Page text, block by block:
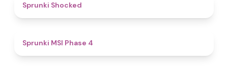
Sprunki Shocked
Sprunki MSI Phase 4